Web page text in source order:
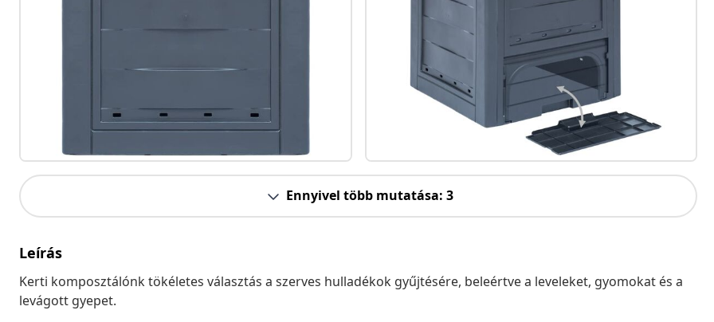
Ennyivel több mutatása: 3
Leírás
Kerti komposztálónk tökéletes választás a szerves hulladékok gyűjtésére, beleértve a leveleket, gyomokat és a
levágott gyepet.